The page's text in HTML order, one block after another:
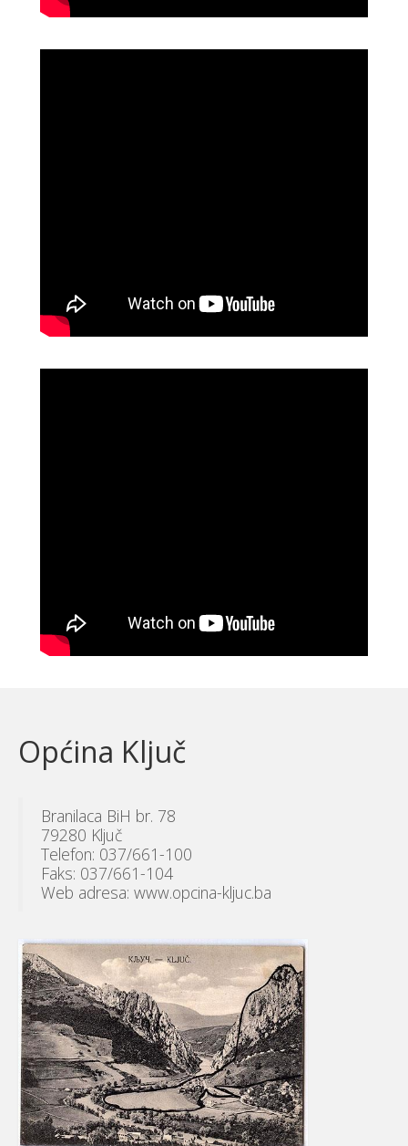
Općina Ključ
Branilaca BiH br. 78
79280 Ključ
Telefon: 037/661-100
Faks: 037/661-104
Web adresa: www.opcina-kljuc.ba